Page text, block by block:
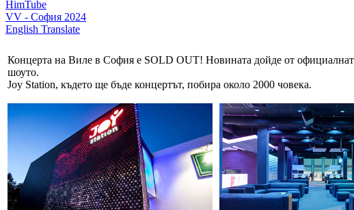
HimTube
VV - София 2024
English Translate
Концерта на Виле в София е SOLD OUT! Новината дойде от
шоуто.
Joy Station, където ще бъде концертът, побира около 2000 човека.